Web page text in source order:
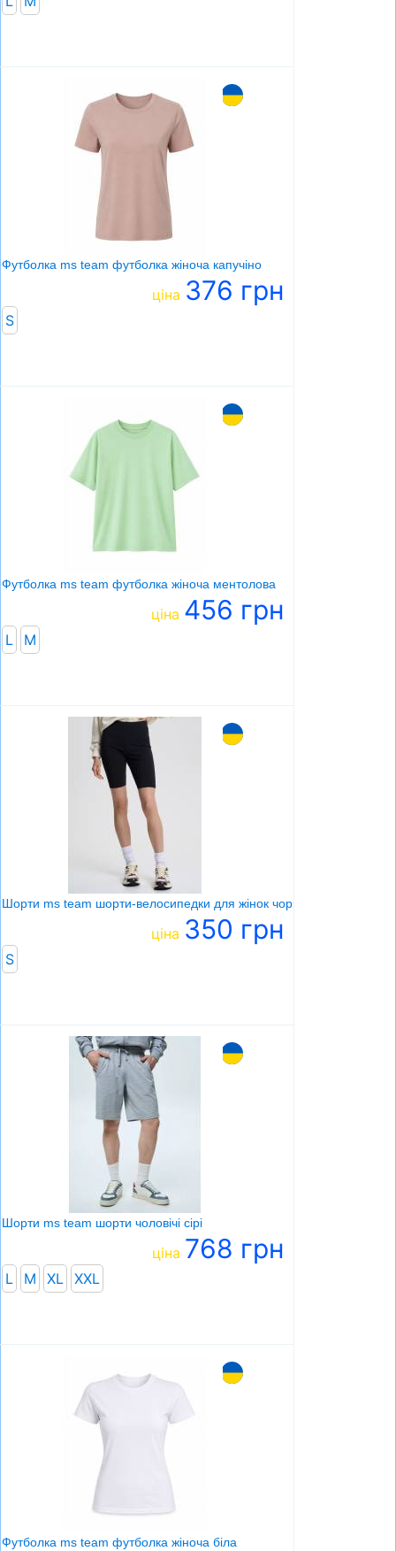
Футболка ms team футболка жіноча капучіно
ціна 376 грн
S
Футболка ms team футболка жіноча ментолова
ціна 456 грн
L M
Шорти ms team шорти-велосипедки для жінок чорні
ціна 350 грн
S
Шорти ms team шорти чоловічі сірі
ціна 768 грн
L M XL ХXL
Футболка ms team футболка жіноча біла